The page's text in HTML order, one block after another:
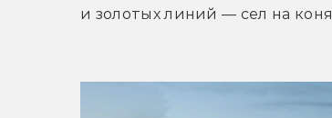
и золотых линий — сел на